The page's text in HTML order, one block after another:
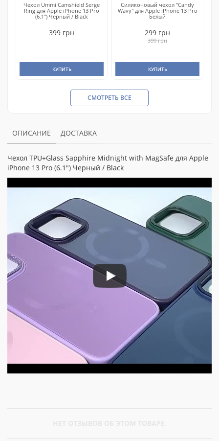
Чехол Ummi Camshield Serge
Ring для Apple iPhone 13 Pro
(6.1") Черный / Black
399 грн
КУПИТЬ
Силиконовый чехол "Candy
Wavy" для Apple iPhone 13 Pro
Белый
299 грн
399 грн
КУПИТЬ
СМОТРЕТЬ ВСЕ
ОПИСАНИЕ ДОСТАВКА
Чехол TPU+Glass Sapphire Midnight with MagSafe для Apple
iPhone 13 Pro (6.1") Черный / Black